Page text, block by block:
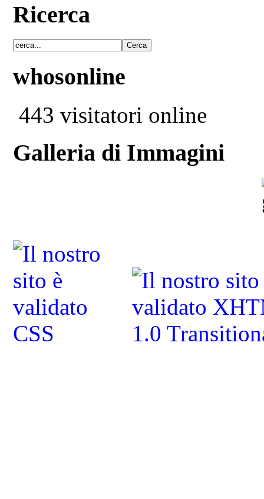
Ricerca
whosonline
443 visitatori online
Galleria di Immagini